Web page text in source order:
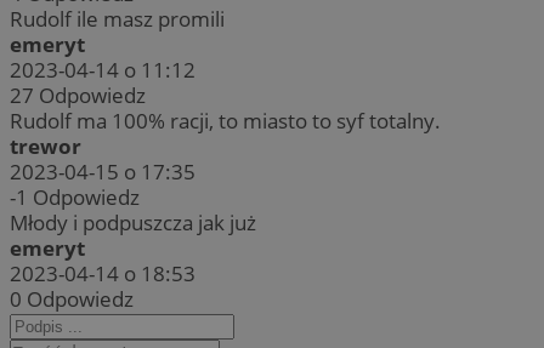
Rudolf ile masz promili
emeryt
2023-04-14 o 11:12
27 Odpowiedz
Rudolf ma 100% racji, to miasto to syf totalny.
trewor
2023-04-15 o 17:35
-1 Odpowiedz
Młody i podpuszcza jak już
emeryt
2023-04-14 o 18:53
0 Odpowiedz